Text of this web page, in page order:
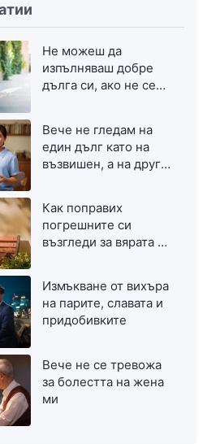
Не можеш да
изпълняваш добре
дълга си, ако не се
Вече не гледам на
един дълг като на
възвишен, а на друг
Как поправих
погрешните си
възгледи за вярата в
Измъкване от вихъра
на парите, славата и
придобивките
Вече не се тревожа
за болестта на жена
ми